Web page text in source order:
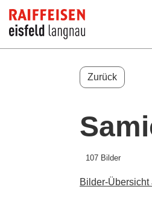
Zurück
107 Bilder
Bilder-Übersicht